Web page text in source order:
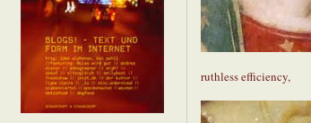
ruthless efficiency,